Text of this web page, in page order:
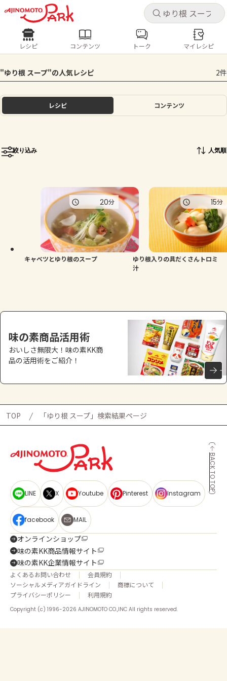
キャ
ログインするとレシピを保存できます
ログイン
ホーム
トーク
よくあるお問い合わせ
お買い物
キャ
レシピ コンテンツ
人気の食材・レシピ
きゅうり なす トマト とうもろこし
ピーマン
レシピ コンテンツ トーク マイレシピ
"ゆり根 スープ"の人気レシピ 2件
レシピ コンテンツ
絞り込み 人気順
キャベツとゆり根のスープ
20分
ゆり根入りの具だくさんトロミ
汁
15分
味の素商品活用術
おいしさ無限大！味の素KK商
品の活用術をご紹介！
TOP 「ゆり根 スープ」検索結果ページ
BACK TO TOP
LINE X Youtube Pinterest Instagram
facebook MAIL
オンラインショップ
味の素KK商品情報サイト
味の素KK企業情報サイト
よくあるお問い合わせ
会員規約
ソーシャルメディアガイドライン
商標について
プライバシーポリシー
利用規約
Copyright (c) 1996-2026 AJINOMOTO CO.,INC All rights reserved.